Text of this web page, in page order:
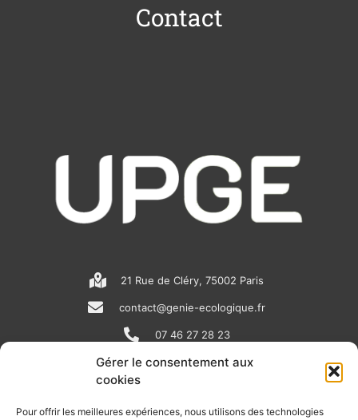
Gérer le consentement aux
cookies
Pour offrir les meilleures expériences, nous utilisons des technologies
Contact
21 Rue de Cléry, 75002 Paris
contact@genie-ecologique.fr
07 46 27 28 23
N
e
i
o